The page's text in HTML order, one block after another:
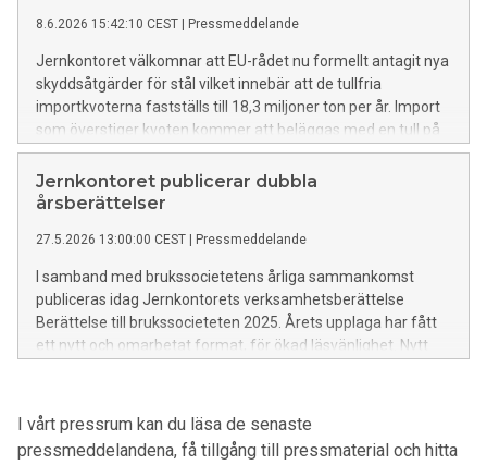
8.6.2026 15:42:10 CEST Pressmeddelande
Jernkontoret välkomnar att EU-rådet nu formellt antagit nya
skyddsåtgärder för stål vilket innebär att de tullfria
importkvoterna fastställs till 18,3 miljoner ton per år. Import
som överstiger kvoten kommer att beläggas med en tull på
50 procent.
Jernkontoret publicerar dubbla
årsberättelser
27.5.2026 13:00:00 CEST Pressmeddelande
I samband med brukssocietetens årliga sammankomst
publiceras idag Jernkontorets verksamhetsberättelse
Berättelse till brukssocieteten 2025. Årets upplaga har fått
ett nytt och omarbetat format, för ökad läsvänlighet. Nytt
publiceras samtidigt.
I vårt pressrum kan du läsa de senaste
pressmeddelandena, få tillgång till pressmaterial och hitta